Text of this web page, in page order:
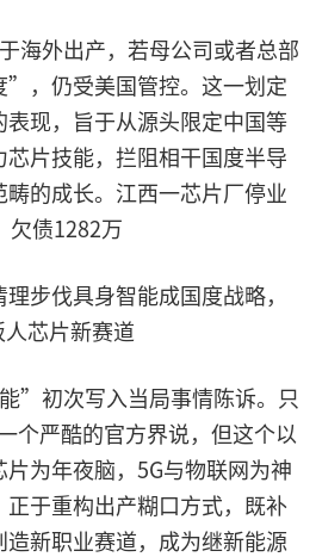
海外出产，若母公司或者总部
，仍受美国管控。这一划定
现，旨于从源头限定中国等
片技能，拦阻相干国度半导
的成长。江西一芯片厂停业
欠债1282万
步伐具身智能成国度战略，
芯片新赛道
”初次写入当局事情陈诉。只
个严酷的官方界说，但这个以
为年夜脑，5G与物联网为神
于重构出产糊口方式，既补
新职业赛道，成为继新能源